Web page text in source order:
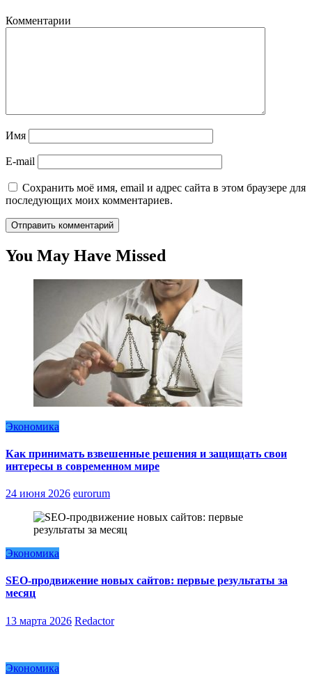
Комментарии
Имя
E-mail
Сохранить моё имя, email и адрес сайта в этом браузере для
последующих моих комментариев.
You May Have Missed
Экономика
Как принимать взвешенные решения и защищать свои
интересы в современном мире
24 июня 2026 eurorum
Экономика
SEO-продвижение новых сайтов: первые результаты за
месяц
13 марта 2026 Redactor
Экономика